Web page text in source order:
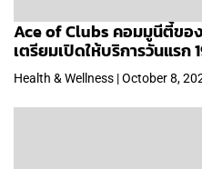
Ace of Clubs คอมมูนีตี้ขอ
เตรียมเปิดให้บริการวันแรก
Health & Wellness | October 8,